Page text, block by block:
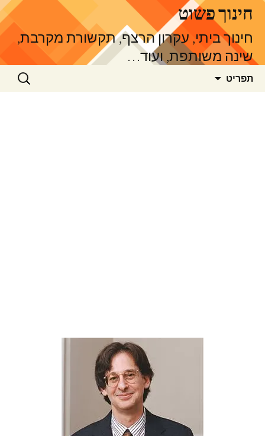
לדלג
לתוכןחינוך פשוט
חינוך ביתי, עקרון הרצף, תקשורת מקרבת,
שינה משותפת, ועוד…
תפריט חיפוש: